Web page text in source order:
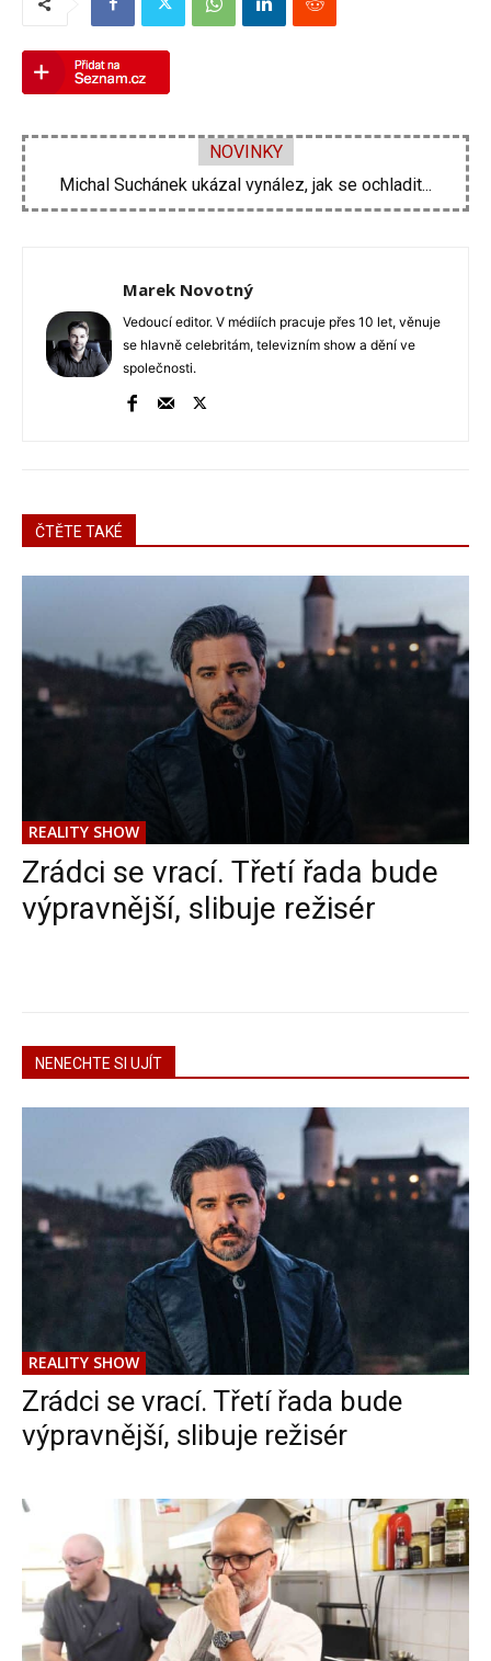
NOVINKY
Michal Suchánek ukázal vynález, jak se ochladit...
Velká proměna Pavla Šporcla za pouhé tři...
Marek Novotný
Vedoucí editor. V médiích pracuje přes 10 let, věnuje
se hlavně celebritám, televizním show a dění ve
společnosti.
ČTĚTE TAKÉ
REALITY SHOW
Zrádci se vrací. Třetí řada bude
výpravnější, slibuje režisér
NENECHTE SI UJÍT
REALITY SHOW
Zrádci se vrací. Třetí řada bude
výpravnější, slibuje režisér